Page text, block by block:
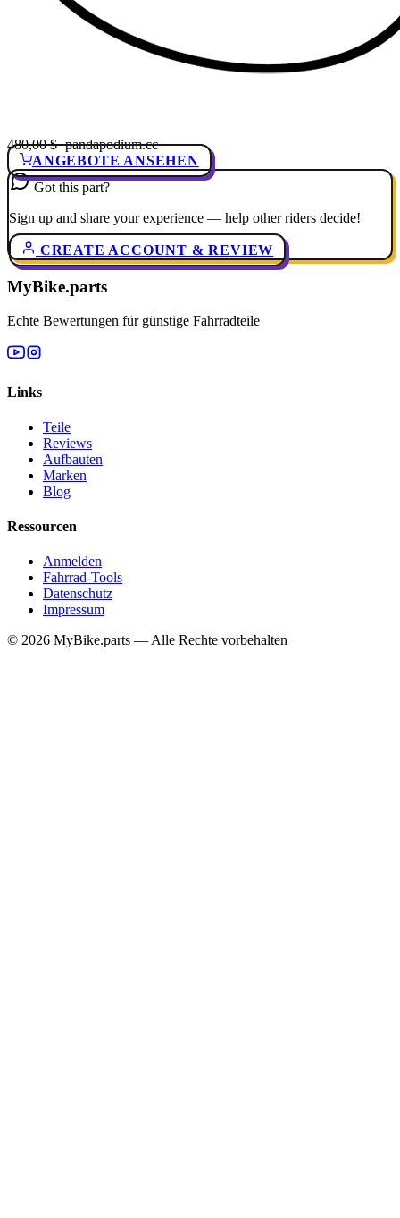
480,00 $· pandapodium.cc
ANGEBOTE ANSEHEN
Got this part?
Sign up and share your experience — help other riders decide!
CREATE ACCOUNT & REVIEW
MyBike.parts
Echte Bewertungen für günstige Fahrradteile
Links
Teile
Reviews
Aufbauten
Marken
Blog
Ressourcen
Anmelden
Fahrrad-Tools
Datenschutz
Impressum
© 2026 MyBike.parts — Alle Rechte vorbehalten